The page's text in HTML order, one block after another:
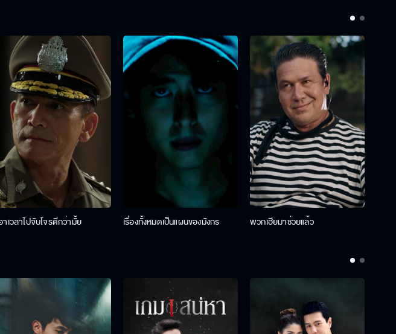
าเวลาไปจับโจรดีกว่ามั้ย เรื่องทั้งหมดเป็นแผนของมังกร พวกเฮียมาช่วยแล้ว